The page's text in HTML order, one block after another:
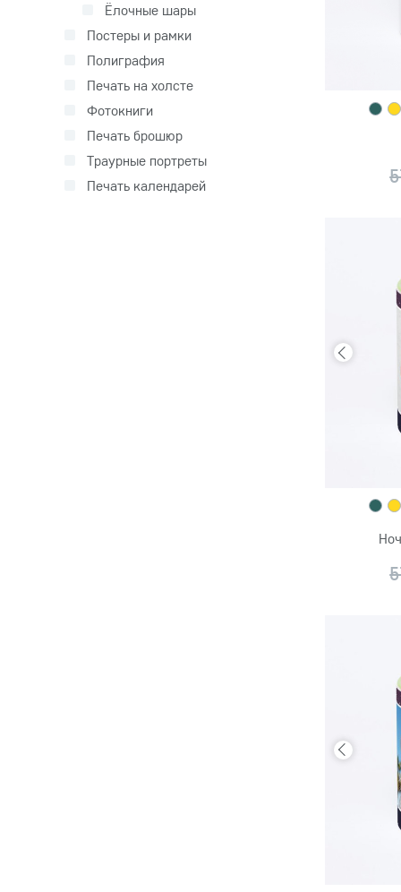
Ёлочные шары
Постеры и рамки
Полиграфия
Печать на холсте
Фотокниги
Печать брошюр
Траурные портреты
Печать календарей